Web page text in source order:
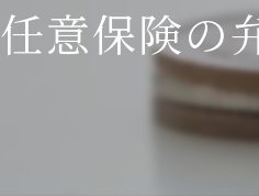
意保険の